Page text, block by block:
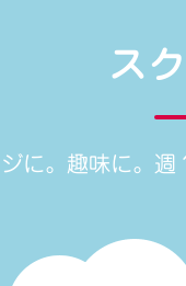
ス
に。趣味に。 週